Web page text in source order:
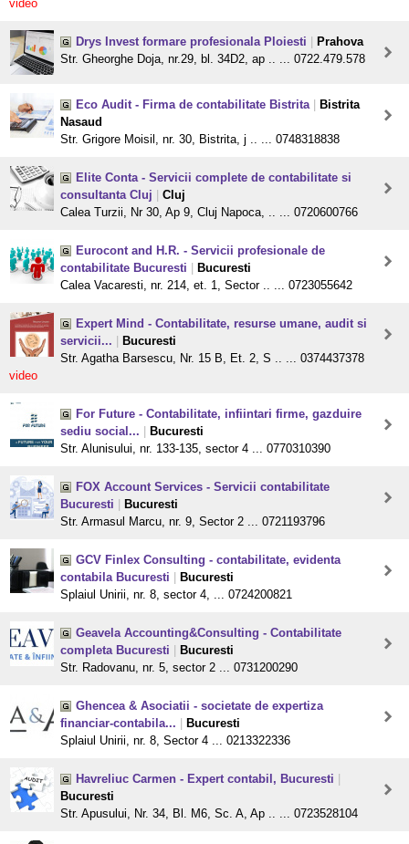
video
Drys Invest formare profesionala Ploiesti
Prahova
Str. Gheorghe Doja, nr.29, bl. 34D2, ap .. ... 0722.479.578
Eco Audit - Firma de contabilitate Bistrita
Bistrita
Nasaud
Str. Grigore Moisil, nr. 30, Bistrita, j .. ... 0748318838
Elite Conta - Servicii complete de contabilitate si
consultanta Cluj
Cluj
Calea Turzii, Nr 30, Ap 9, Cluj Napoca, .. ... 0720600766
Eurocont and H.R. - Servicii profesionale de
contabilitate Bucuresti
Bucuresti
Calea Vacaresti, nr. 214, et. 1, Sector .. ... 0723055642
Expert Mind - Contabilitate, resurse umane, audit si
servicii...
Bucuresti
Str. Agatha Barsescu, Nr. 15 B, Et. 2, S .. ... 0374437378
video
For Future - Contabilitate, infiintari firme, gazduire
sediu social...
Bucuresti
Str. Alunisului, nr. 133-135, sector 4 ... 0770310390
FOX Account Services - Servicii contabilitate
Bucuresti
Bucuresti
Str. Armasul Marcu, nr. 9, Sector 2 ... 0721193796
GCV Finlex Consulting - contabilitate, evidenta
contabila Bucuresti
Bucuresti
Splaiul Unirii, nr. 8, sector 4, ... 0724200821
Geavela Accounting&Consulting - Contabilitate
completa Bucuresti
Bucuresti
Str. Radovanu, nr. 5, sector 2 ... 0731200290
Ghencea & Asociatii - societate de expertiza
financiar-contabila...
Bucuresti
Splaiul Unirii, nr. 8, Sector 4 ... 0213322336
Havreliuc Carmen - Expert contabil, Bucuresti
Bucuresti
Str. Apusului, Nr. 34, Bl. M6, Sc. A, Ap .. ... 0723528104